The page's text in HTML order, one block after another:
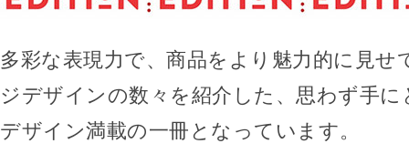
多彩な表現力で、商品をより魅力的に見せ
ジデザインの数々を紹介した、思わず手
デザイン満載の一冊となっています。